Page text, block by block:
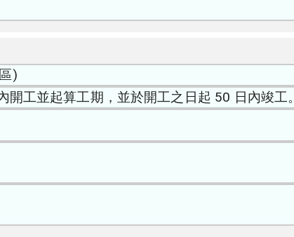
)
開工並起算工期，並於開工之日起 50 日內竣工。